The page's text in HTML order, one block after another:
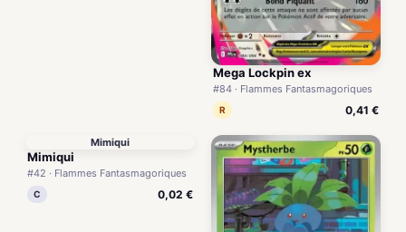
Mega Lockpin ex
#84 · Flammes Fantasmagoriques
R 0,41 €
Mimiqui
Mimiqui
#42 · Flammes Fantasmagoriques
C 0,02 €